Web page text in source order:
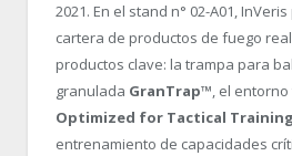
2021. En el stand n° 02-A01,
cartera de productos de fuego
productos clave: la trampa para
granulada GranTrap™, el entorno
Optimized for Tactical
entrenamiento de capacidades